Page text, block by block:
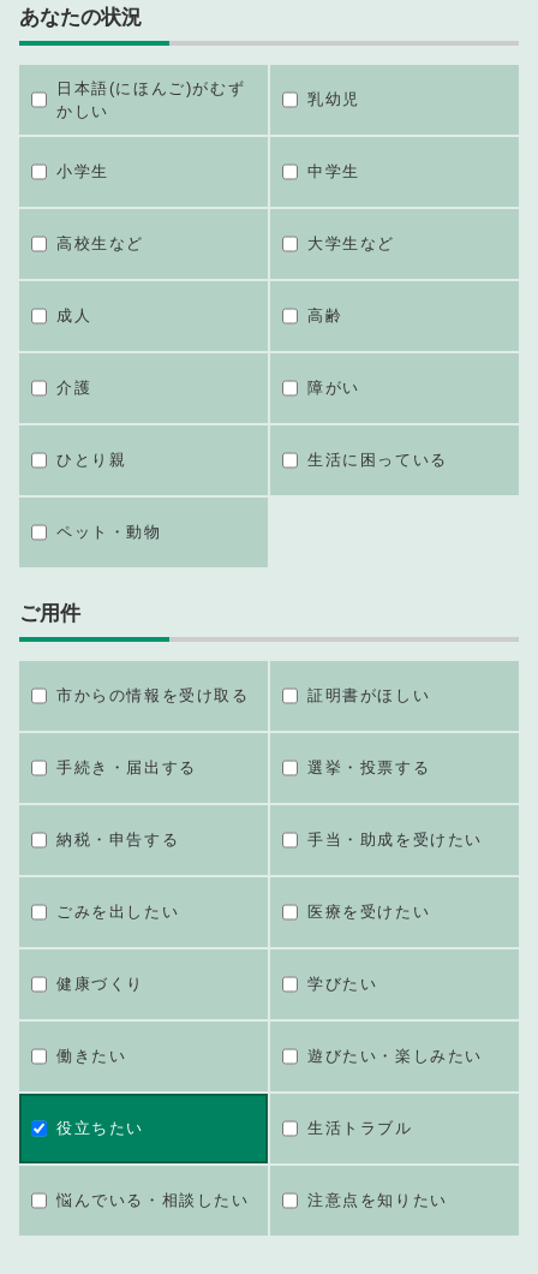
あなたの状況
日本語(にほんご)がむず
かしい
乳幼児
小学生 中学生
高校生など 大学生など
成人 高齢
介護 障がい
ひとり親 生活に困っている
ペット・動物
ご用件
市からの情報を受け取る 証明書がほしい
手続き・届出する 選挙・投票する
納税・申告する 手当・助成を受けたい
ごみを出したい 医療を受けたい
健康づくり 学びたい
働きたい 遊びたい・楽しみたい
役立ちたい 生活トラブル
悩んでいる・相談したい 注意点を知りたい